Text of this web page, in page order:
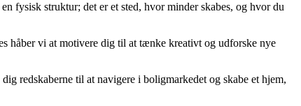
fysisk struktur; det er et sted, hvor minder skabes, og hvor du
håber vi at motivere dig til at tænke kreativt og udforske nye
redskaberne til at navigere i boligmarkedet og skabe et hjem,